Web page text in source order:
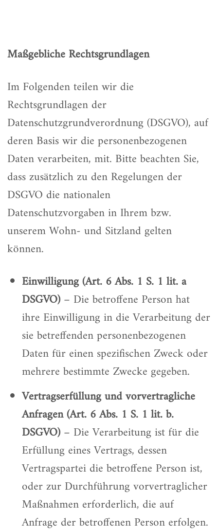
Maßgebliche Rechtsgrundlagen
Im Folgenden teilen wir die
Rechtsgrundlagen der
Datenschutzgrundverordnung (DSGVO), auf
deren Basis wir die personenbezogenen
Daten verarbeiten, mit. Bitte beachten Sie,
dass zusätzlich zu den Regelungen der
DSGVO die nationalen
Datenschutzvorgaben in Ihrem bzw.
unserem Wohn- und Sitzland gelten
können.
Einwilligung (Art. 6 Abs. 1 S. 1 lit. a
DSGVO)– Die betroffene Person hat
ihre Einwilligung in die Verarbeitung der
sie betreffenden personenbezogenen
Daten für einen spezifischen Zweck oder
mehrere bestimmte Zwecke gegeben.
Vertragserfüllung und vorvertragliche
Anfragen (Art. 6 Abs. 1 S. 1 lit. b.
DSGVO)– Die Verarbeitung ist für die
Erfüllung eines Vertrags, dessen
Vertragspartei die betroffene Person ist,
oder zur Durchführung vorvertraglicher
Maßnahmen erforderlich, die auf
Anfrage der betroffenen Person erfolgen.